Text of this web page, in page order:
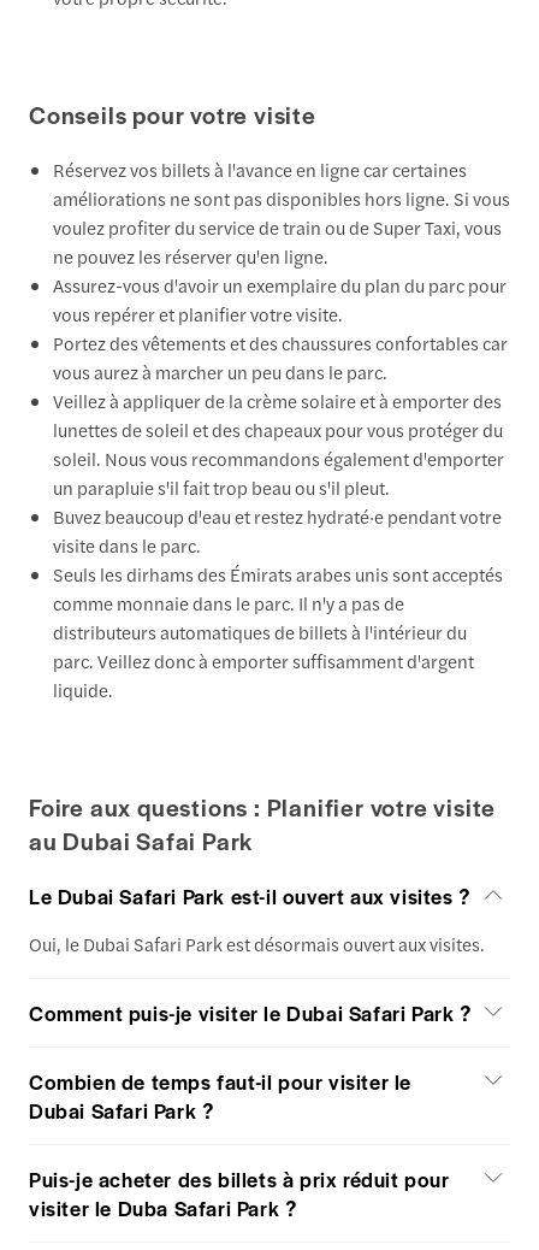
Conseils pour votre visite
Réservez vos billets à l'avance en ligne car certaines
améliorations ne sont pas disponibles hors ligne. Si vous
voulez profiter du service de train ou de Super Taxi, vous
ne pouvez les réserver qu'en ligne.
Assurez-vous d'avoir un exemplaire du plan du parc pour
vous repérer et planifier votre visite.
Portez des vêtements et des chaussures confortables car
vous aurez à marcher un peu dans le parc.
Veillez à appliquer de la crème solaire et à emporter des
lunettes de soleil et des chapeaux pour vous protéger du
soleil. Nous vous recommandons également d'emporter
un parapluie s'il fait trop beau ou s'il pleut.
Buvez beaucoup d'eau et restez hydraté·e pendant votre
visite dans le parc.
Seuls les dirhams des Émirats arabes unis sont acceptés
comme monnaie dans le parc. Il n'y a pas de
distributeurs automatiques de billets à l'intérieur du
parc. Veillez donc à emporter suffisamment d'argent
liquide.
Foire aux questions : Planifier votre visite
au Dubai Safai Park
Le Dubai Safari Park est-il ouvert aux visites ?
Oui, le Dubai Safari Park est désormais ouvert aux visites.
Comment puis-je visiter le Dubai Safari Park ?
Combien de temps faut-il pour visiter le
Dubai Safari Park ?
Puis-je acheter des billets à prix réduit pour
visiter le Duba Safari Park ?